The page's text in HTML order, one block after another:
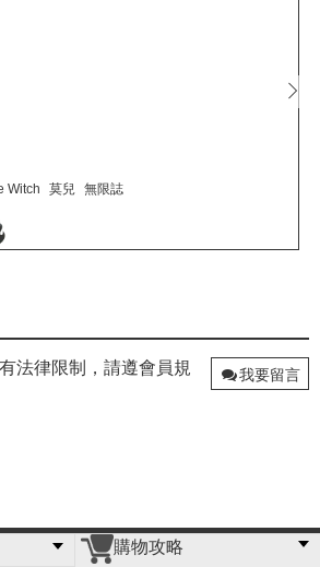
Witch 莫兒 無限誌
next
法律限制，請遵會員規
我要留言
購物攻略